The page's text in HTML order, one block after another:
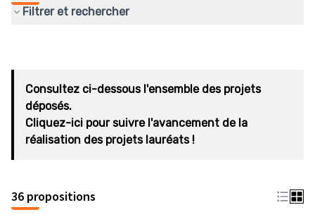
Filtrer et rechercher
Consultez ci-dessous l'ensemble des projets
déposés.
Cliquez-ici pour suivre l'avancement de la
réalisation des projets lauréats !
36 propositions